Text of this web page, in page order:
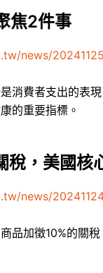
焦2件事
news/
消費者支出的表
的重要指標。
稅，美國核
news/
品加徵10%的關